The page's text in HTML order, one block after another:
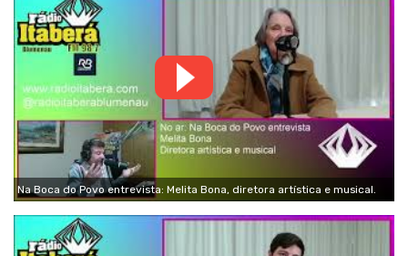
Na Boca do Povo entrevista: Melita Bona, diretora artística e musical.